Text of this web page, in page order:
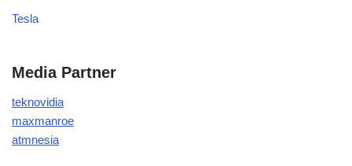
Tesla
Media Partner
teknovidia
maxmanroe
atmnesia